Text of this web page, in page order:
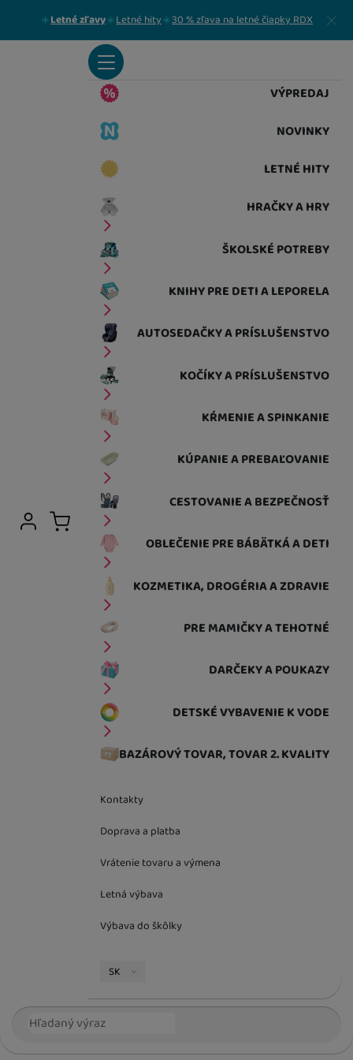
Letné zľavy Letné hity 30 % zľava na letné čiapky RDX Zavrieť
VÝPREDAJ
NOVINKY
LETNÉ HITY
HRAČKY A HRY
ŠKOLSKÉ POTREBY
KNIHY PRE DETI A LEPORELA
AUTOSEDAČKY A PRÍSLUŠENSTVO
KOČÍKY A PRÍSLUŠENSTVO
KŔMENIE A SPINKANIE
KÚPANIE A PREBAĽOVANIE
CESTOVANIE A BEZPEČNOSŤ
OBLEČENIE PRE BÁBÄTKÁ A DETI
KOZMETIKA, DROGÉRIA A ZDRAVIE
PRE MAMIČKY A TEHOTNÉ
DARČEKY A POUKAZY
DETSKÉ VYBAVENIE K VODE
BAZÁROVÝ TOVAR, TOVAR 2. KVALITY
Kontakty
Doprava a platba
Vrátenie tovaru a výmena
Letná výbava
Výbava do škôlky
Jazyková verzia
SK
Vyhľadávanie
Užívateľská sekcia
Prihlásiť sa
Košík